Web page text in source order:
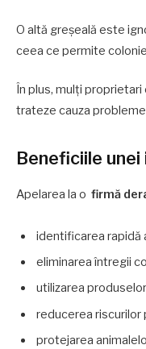
O altă greșeală este
ceea ce permite
În plus, mulți
trateze cauza
Beneficiile
Apelarea la o firmă
identificarea rapidă
eliminarea întregii
utilizarea
reducerea riscurilor
protejarea